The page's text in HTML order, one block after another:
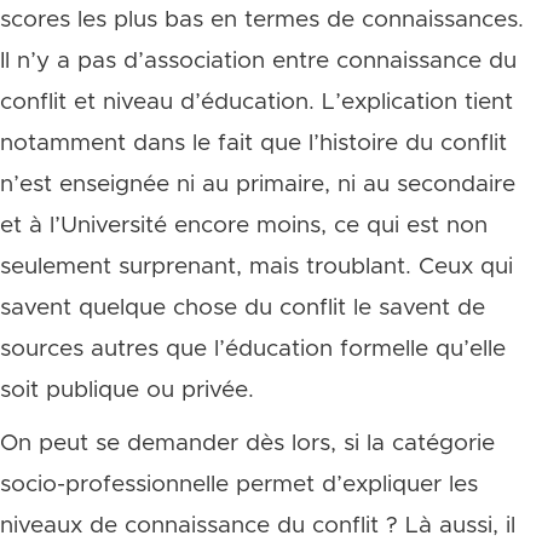
scores les plus bas en termes de connaissances.
Il n’y a pas d’association entre connaissance du
conflit et niveau d’éducation. L’explication tient
notamment dans le fait que l’histoire du conflit
n’est enseignée ni au primaire, ni au secondaire
et à l’Université encore moins, ce qui est non
seulement surprenant, mais troublant. Ceux qui
savent quelque chose du conflit le savent de
sources autres que l’éducation formelle qu’elle
soit publique ou privée.
On peut se demander dès lors, si la catégorie
socio-professionnelle permet d’expliquer les
niveaux de connaissance du conflit ? Là aussi, il